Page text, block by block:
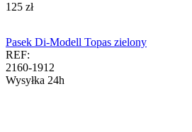
‍125‍ zł
Pasek Di-Modell Topas zielony
REF:
2160-1912
Wysyłka 24h